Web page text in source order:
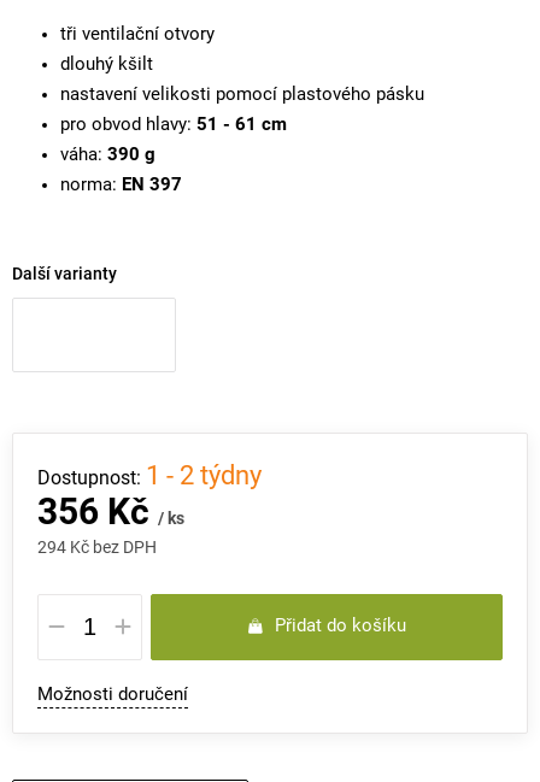
tři ventilační otvory
dlouhý kšilt
nastavení velikosti pomocí plastového pásku
pro obvod hlavy: 51 - 61 cm
váha: 390 g
norma: EN 397
Další varianty
356 Kč / ks
294 Kč bez DPH
Měrná
cena:
1 - 2 týdny
Přidat do košíku
Možnosti doručení